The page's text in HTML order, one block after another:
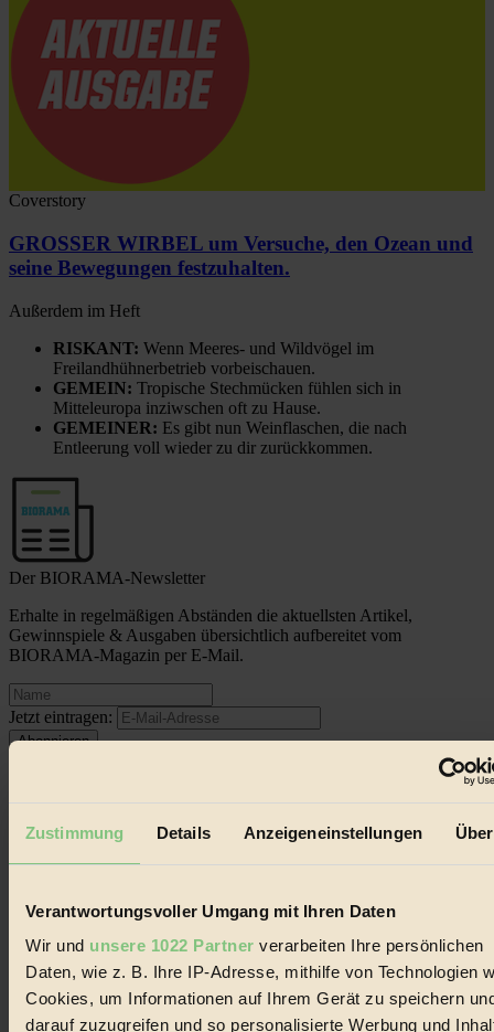
Zustimmung Details Anzeigeneinstellungen
Verantwortungsvoller Umgang mit Ihren Daten
Wir und unsere 1022 Partner verarbeiten Ihre persönlichen
Daten, wie z. B. Ihre IP-Adresse, mithilfe von Technologien
Cookies, um Informationen auf Ihrem Gerät zu speichern
darauf zuzugreifen und so personalisierte Werbung und
Coverstory
GROSSER WIRBEL um Versuche, den Ozean und
seine Bewegungen festzuhalten.
Außerdem im Heft
RISKANT: Wenn Meeres- und Wildvögel im
Freilandhühnerbetrieb vorbeischauen.
GEMEIN: Tropische Stechmücken fühlen sich in
Mitteleuropa inziwschen oft zu Hause.
GEMEINER: Es gibt nun Weinflaschen, die nach
Entleerung voll wieder zu dir zurückkommen.
Der BIORAMA-Newsletter
Erhalte in regelmäßigen Abständen die aktuellsten Artikel,
Gewinnspiele & Ausgaben übersichtlich aufbereitet vom
BIORAMA-Magazin per E-Mail.
Jetzt eintragen:
Impressum & Disclaimer
Mediadaten
Biorama steht für einen nachhaltigen Lebensstil und bewussten
Lebenswandel. Es ist eine moderne Plattform für Ideen, Menschen